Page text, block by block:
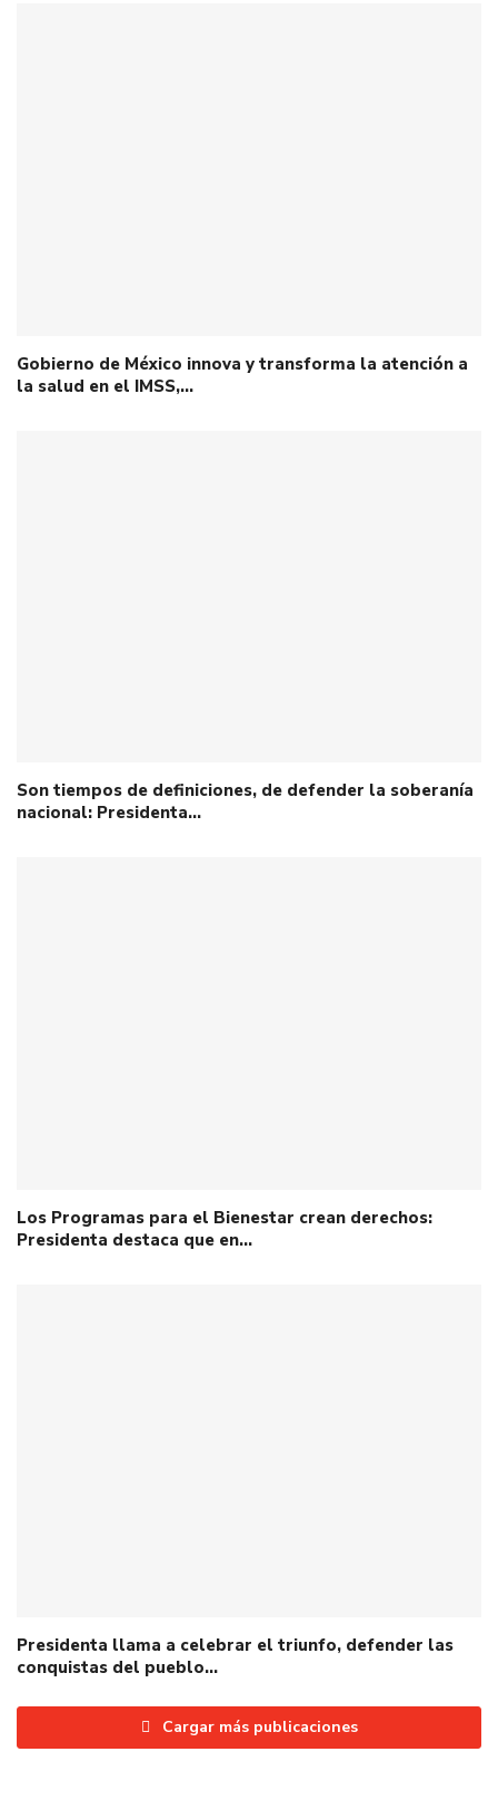
Gobierno de México innova y transforma la atención a
la salud en el IMSS,…
Son tiempos de definiciones, de defender la soberanía
nacional: Presidenta…
Los Programas para el Bienestar crean derechos:
Presidenta destaca que en…
Presidenta llama a celebrar el triunfo, defender las
conquistas del pueblo…
Cargar más publicaciones